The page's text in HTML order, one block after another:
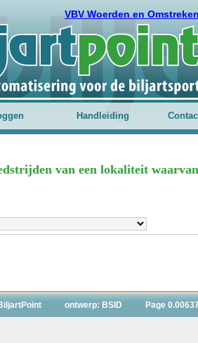
VBV Woerden en
Handleiding
van een lokaliteit
ontwerp: BSID Page